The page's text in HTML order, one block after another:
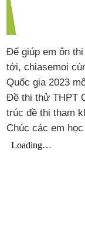
Để giúp em ôn
tới, chiasemoi
Quốc gia 2023
Đề thi thử THPT
trúc đề thi tham
Chúc các em